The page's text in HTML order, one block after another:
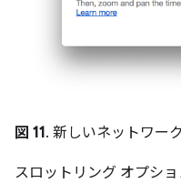
図 11. 新しいネットワー
スロットリング オプシ